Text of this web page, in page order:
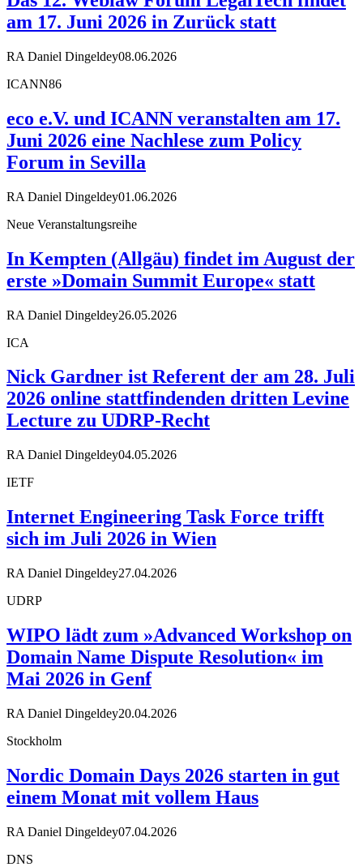
am 17. Juni 2026 in Zurück statt
RA Daniel Dingeldey08.06.2026
ICANN86
eco e.V. und ICANN veranstalten am 17.
Juni 2026 eine Nachlese zum Policy
Forum in Sevilla
RA Daniel Dingeldey01.06.2026
Neue Veranstaltungsreihe
In Kempten (Allgäu) findet im August der
erste »Domain Summit Europe« statt
RA Daniel Dingeldey26.05.2026
ICA
Nick Gardner ist Referent der am 28. Juli
2026 online stattfindenden dritten Levine
Lecture zu UDRP-Recht
RA Daniel Dingeldey04.05.2026
IETF
Internet Engineering Task Force trifft
sich im Juli 2026 in Wien
RA Daniel Dingeldey27.04.2026
UDRP
WIPO lädt zum »Advanced Workshop on
Domain Name Dispute Resolution« im
Mai 2026 in Genf
RA Daniel Dingeldey20.04.2026
Stockholm
Nordic Domain Days 2026 starten in gut
einem Monat mit vollem Haus
RA Daniel Dingeldey07.04.2026
DNS